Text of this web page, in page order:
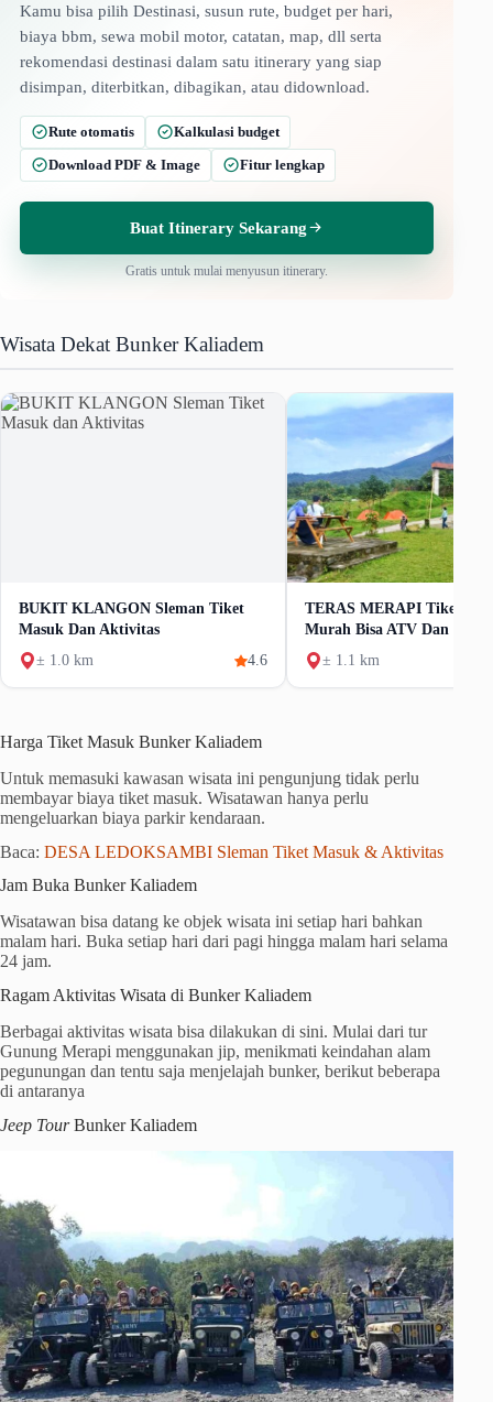
Kamu bisa pilih Destinasi, susun rute, budget per hari,
biaya bbm, sewa mobil motor, catatan, map, dll serta
rekomendasi destinasi dalam satu itinerary yang siap
disimpan, diterbitkan, dibagikan, atau didownload.
Rute otomatis
Kalkulasi budget
Download PDF & Image
Fitur lengkap
Buat Itinerary Sekarang
Gratis untuk mulai menyusun itinerary.
Wisata Dekat Bunker Kaliadem
BUKIT KLANGON Sleman Tiket
Masuk Dan Aktivitas
± 1.0 km
4.6
TERAS MERAPI Tiket
Murah Bisa ATV Dan
± 1.1 km
Harga Tiket Masuk Bunker Kaliadem
Untuk memasuki kawasan wisata ini pengunjung tidak perlu
membayar biaya tiket masuk. Wisatawan hanya perlu
mengeluarkan biaya parkir kendaraan.
Baca: DESA LEDOKSAMBI Sleman Tiket Masuk & Aktivitas
Jam Buka Bunker Kaliadem
Wisatawan bisa datang ke objek wisata ini setiap hari bahkan
malam hari. Buka setiap hari dari pagi hingga malam hari selama
24 jam.
Ragam Aktivitas Wisata di Bunker Kaliadem
Berbagai aktivitas wisata bisa dilakukan di sini. Mulai dari tur
Gunung Merapi menggunakan jip, menikmati keindahan alam
pegunungan dan tentu saja menjelajah bunker, berikut beberapa
di antaranya
Jeep TourBunker Kaliadem